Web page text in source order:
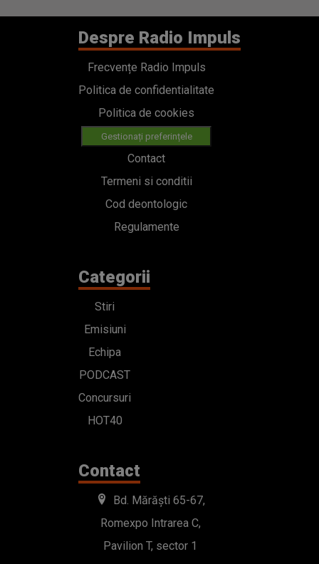
Despre Radio Impuls
Frecvențe Radio Impuls
Politica de confidentialitate
Politica de cookies
Gestionați preferințele
Contact
Termeni si conditii
Cod deontologic
Regulamente
Categorii
Stiri
Emisiuni
Echipa
PODCAST
Concursuri
HOT40
Contact
Bd. Mărăști 65-67,
Romexpo Intrarea C,
Pavilion T, sector 1